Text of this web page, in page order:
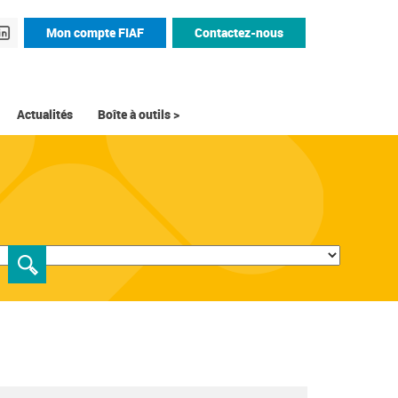
Mon compte FIAF Contactez-nous
Actualités Boîte à outils >